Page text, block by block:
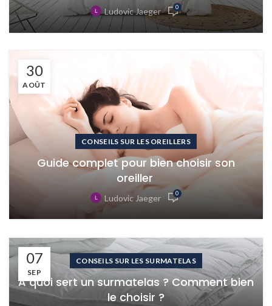
Ludovic Jaeger 0
30
AOÛT
CONSEILS SUR LES OREILLERS
Guide complet pour bien choisir son
oreiller
Ludovic Jaeger 0
07
SEP
CONSEILS SUR LES SURMATELAS
A quoi sert un surmatelas ? Comment bien
le choisir ?